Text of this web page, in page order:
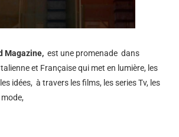
Magazine, est une promenade dans
et Française qui met en lumière, les
idées, à travers les films, les series Tv, les